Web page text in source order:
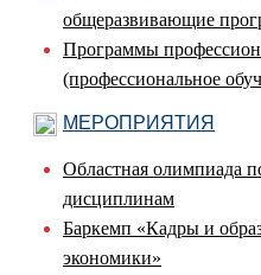
общеразвивающие
Программы
(профессиональное
МЕРОПРИЯТИЯ
Областная олимпиада
дисциплинам
Баркемп «Кадры и
экономики»